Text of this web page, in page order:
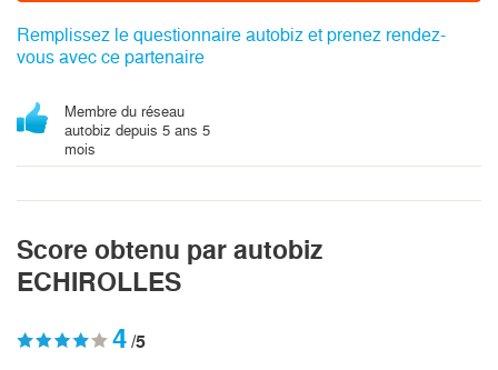
Remplissez le questionnaire autobiz et prenez rendez-
vous avec ce partenaire
Membre du réseau
autobiz depuis 5 ans 5
mois
Score obtenu par autobiz
ECHIROLLES
4 /5